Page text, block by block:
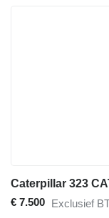
Caterpillar 323
€ 7.500 Exclusief